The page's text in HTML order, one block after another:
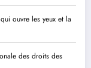
ouvre les yeux et la
des droits des